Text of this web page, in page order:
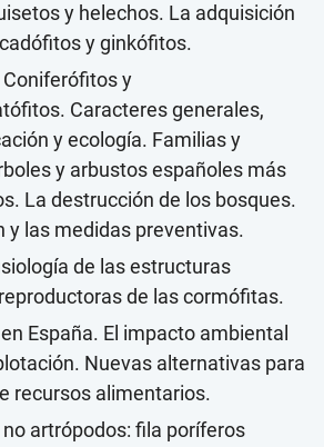
y helechos. La adquisición
y ginkófitos.
y
Caracteres generales,
y ecología. Familias y
y arbustos españoles más
La destrucción de los bosques.
y las medidas preventivas.
de las estructuras
de las cormófitas.
España. El impacto ambiental
Nuevas alternativas para
recursos alimentarios.
artrópodos: fila poríferos